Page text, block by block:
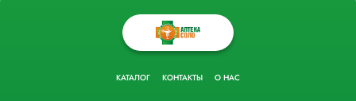
КАТАЛОГ КОНТАКТЫ О НАС